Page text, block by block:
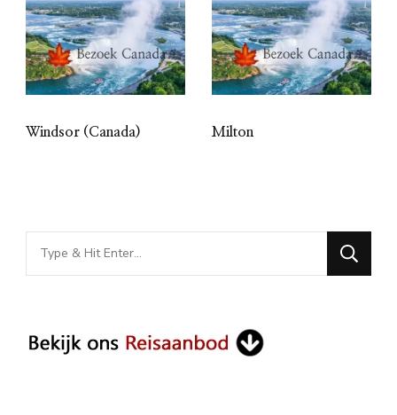
Windsor (Canada) Milton
Looking
for